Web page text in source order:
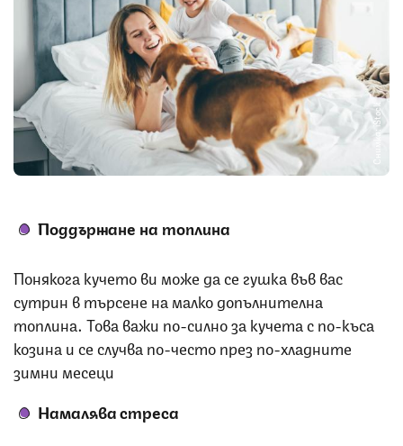
Снимка: iStock
Поддържане на топлина
Понякога кучето ви може да се гушка във вас
сутрин в търсене на малко допълнителна
топлина. Това важи по-силно за кучета с по-къса
козина и се случва по-често през по-хладните
зимни месеци
Намалява стреса